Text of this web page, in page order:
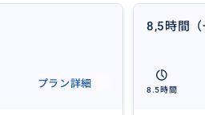
プラン詳細
8,5時間（
8.5時間